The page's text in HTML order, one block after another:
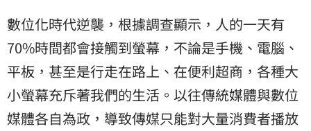
數位化時代逆襲，根據調查顯示，人的一天有
70%時間都會接觸到螢幕，不論是手機、電腦、
平板，甚至是行走在路上、在便利超商，各種大
小螢幕充斥著我們的生活。以往傳統媒體與數位
媒體各自為政，導致傳媒只能對大量消費者播放